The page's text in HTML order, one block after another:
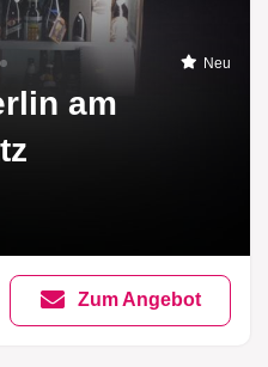
Neu
am
Zum Angebot